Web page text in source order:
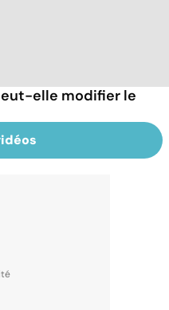
elle modifier le